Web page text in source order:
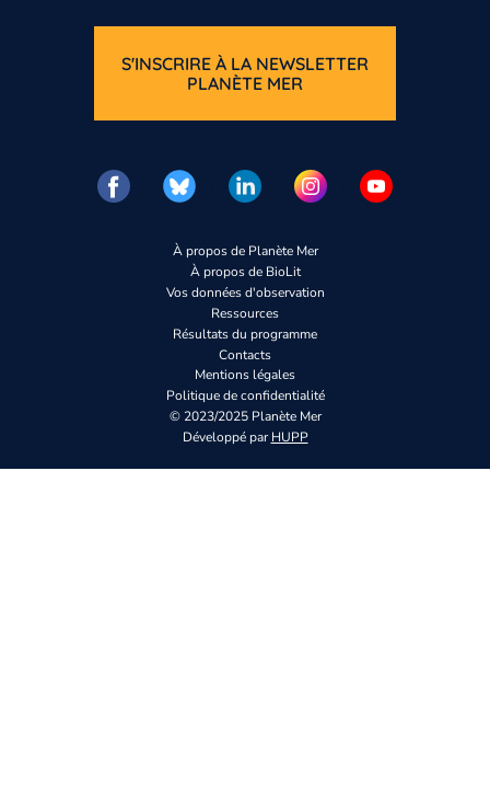
À propos de Planète Mer
À propos de BioLit
Vos données d'observation
Ressources
Résultats du programme
Contacts
Mentions légales
Politique de confidentialité
© 2023/2025 Planète Mer
Développé parHUPP
S'INSCRIRE À LA NEWSLETTER
PLANÈTE MER